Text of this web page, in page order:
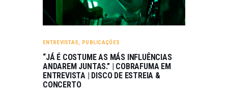
ENTREVISTAS, PUBLICAÇÕES
“JÁ É COSTUME AS MÁS INFLUÊNCIAS
ANDAREM JUNTAS.” | COBRAFUMA EM
ENTREVISTA | DISCO DE ESTREIA &
CONCERTO